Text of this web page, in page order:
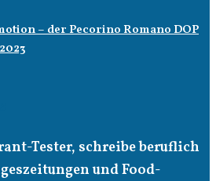
– der Pecorino Romano DOP
Tester, schreibe beruflich
und Food-